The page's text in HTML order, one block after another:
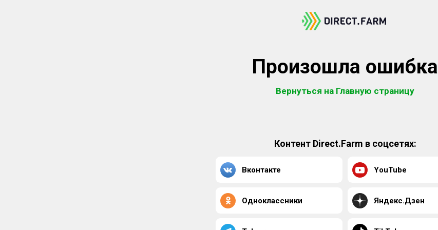
Произошла ошибка
Вернуться на Главную страницу
Контент Direct.Farm в соцсетях:
Вконтакте YouTube
Одноклассники Яндекс.Дзен